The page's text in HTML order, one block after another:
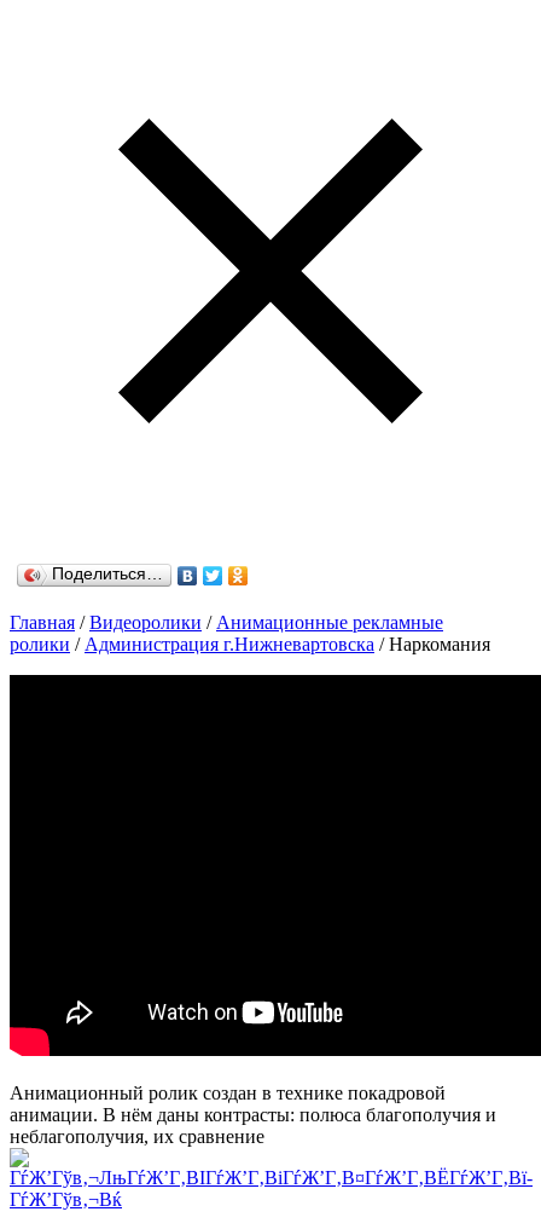
Поделиться…
Главная /Видеоролики / Анимационные рекламные
ролики / Администрация г.Нижневартовска / Наркомания
Анимационный ролик создан в технике покадровой
анимации. В нём даны контрасты: полюса благополучия и
неблагополучия, их сравнение